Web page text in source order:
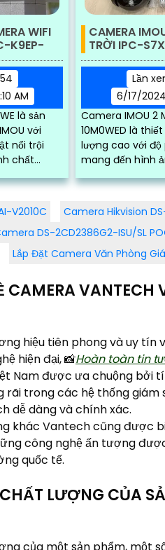
WIFI
K9EP-
AM
là sản
với
nổi trội
chất
CAMERA
TRỜI IPC-
Lần
6/17/
Camera IMOU 2
10M0WED là
lượng cao với độ
mang đến hình
góc quay lớn,
V2010C Camera Hikvision
DS-2CD2386G2-ISU/SL
Lắp Đặt Camera Văn Phòng
CAMERA VANTECH
hiệu tiên phong và uy tín
hiện đại, 📸Hoàn toàn tin
Nam được ưa chuộng bởi
trong các hệ thống giám
dễ dàng và chính xác.
khác Vantech cũng được
công nghệ ấn tượng
quốc tế.
LƯỢNG CỦA